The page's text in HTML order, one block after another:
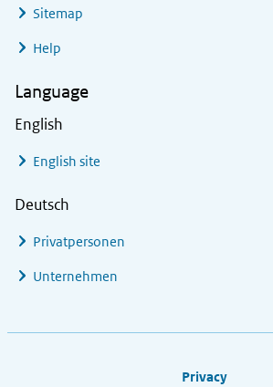
Sitemap
Help
Language
English
English site
Deutsch
Privatpersonen
Unternehmen
Privacy